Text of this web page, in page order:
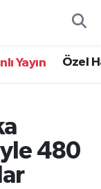
Yayın Özel
480